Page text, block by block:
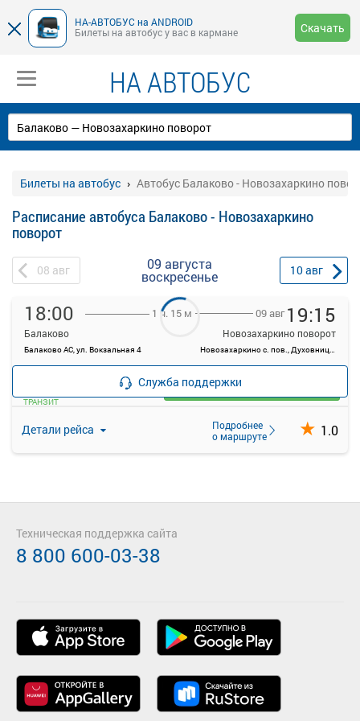
НА-АВТОБУС на ANDROID
Билеты на автобус у вас в кармане
Скачать
НА АВТОБУС
Билеты на автобус Автобус Балаково - Новозахаркино
Расписание автобуса Балаково - Новозахаркино
поворот
08 авг 09 августа
воскресенье 10авг
18:00
Балаково
Балаково АС, ул. Вокзальная 4
1 ч. 15 м 09 авг 19:15
Новозахаркино поворот
Новозахаркино с. пов., Духовницкий район, Саратовская область
Детали рейса
Подробнее
о маршруте
1.0
—
ТРАНЗИТ
Загрузить цену
Служба поддержки
Техническая поддержка сайта
8 800 600-03-38